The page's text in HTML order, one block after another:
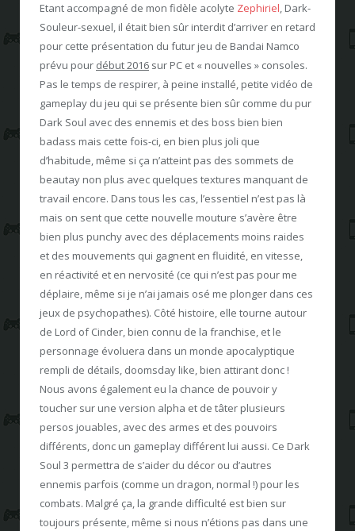
Etant accompagné de mon fidèle acolyte Zephiriel, Dark-
Souleur-sexuel, il était bien sûr interdit d’arriver en retard
pour cette présentation du futur jeu de Bandai Namco
prévu pour début 2016 sur PC et « nouvelles » consoles.
Pas le temps de respirer, à peine installé, petite vidéo de
gameplay du jeu qui se présente bien sûr comme du pur
Dark Soul avec des ennemis et des boss bien bien
badass mais cette fois-ci, en bien plus joli que
d’habitude, même si ça n’atteint pas des sommets de
beautay non plus avec quelques textures manquant de
travail encore. Dans tous les cas, l’essentiel n’est pas là
mais on sent que cette nouvelle mouture s’avère être
bien plus punchy avec des déplacements moins raides
et des mouvements qui gagnent en fluidité, en vitesse,
en réactivité et en nervosité (ce qui n’est pas pour me
déplaire, même si je n’ai jamais osé me plonger dans ces
jeux de psychopathes). Côté histoire, elle tourne autour
de Lord of Cinder, bien connu de la franchise, et le
personnage évoluera dans un monde apocalyptique
rempli de détails, doomsday like, bien attirant donc !
Nous avons également eu la chance de pouvoir y
toucher sur une version alpha et de tâter plusieurs
persos jouables, avec des armes et des pouvoirs
différents, donc un gameplay différent lui aussi. Ce Dark
Soul 3 permettra de s’aider du décor ou d’autres
ennemis parfois (comme un dragon, normal !) pour les
combats. Malgré ça, la grande difficulté est bien sur
toujours présente, même si nous n’étions pas dans une